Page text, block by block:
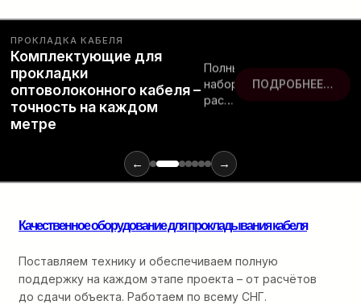
ПРОКЛАДКА КАБЕЛЯ
Комплектующие для
прокладки
оптоволоконного кабеля –
точность на каждом
метре
Полный
набор
расходных
для
монтажа
ввода
кабельную
канализацию
до
ПОДРОБНЕЕ…
← →
Качественное оборудование для прокладывания кабеля
Поставляем технику и обеспечиваем полную
поддержку на каждом этапе проекта – от расчётов
до сдачи объекта. Работаем по всему СНГ.